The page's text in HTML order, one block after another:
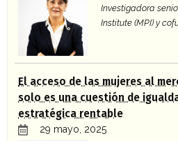
Investigadora
Institute (MPI) y
El acceso de las mujeres al
solo es una cuestión de
estratégica rentable
29 mayo, 2025